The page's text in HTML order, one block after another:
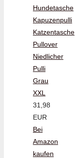
Hundetasche
Kapuzenpulli
Katzentasche
Pullover
Niedlicher
Pulli
Grau
XXL
31,98
EUR
Bei
Amazon
kaufen